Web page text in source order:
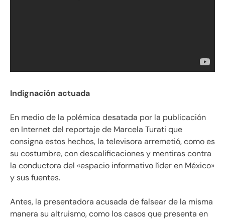
Indignación actuada
En medio de la polémica desatada por la publicación
en Internet del reportaje de Marcela Turati que
consigna estos hechos, la televisora arremetió, como es
su costumbre, con descalificaciones y mentiras contra
la conductora del «espacio informativo líder en México»
y sus fuentes.
Antes, la presentadora acusada de falsear de la misma
manera su altruismo, como los casos que presenta en